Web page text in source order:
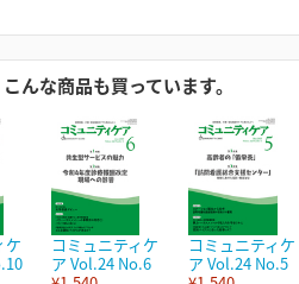
んな商品も買っています。
ケ
コミュニティケ
ア Vol.24 No.6
コミュニティケ
ア Vol.24 No.5